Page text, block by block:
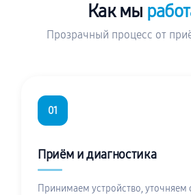
Как мы
Прозрачный процесс от
01
Приём и диагностика
Принимаем устройство,